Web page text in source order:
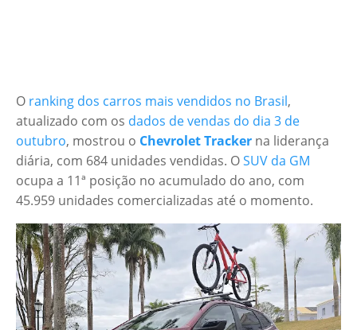
O ranking dos carros mais vendidos no Brasil,
atualizado com os dados de vendas do dia 3 de
outubro, mostrou o Chevrolet Tracker na liderança
diária, com 684 unidades vendidas. OSUV da GM
ocupa a 11ª posição no acumulado do ano, com
45.959 unidades comercializadas até o momento.